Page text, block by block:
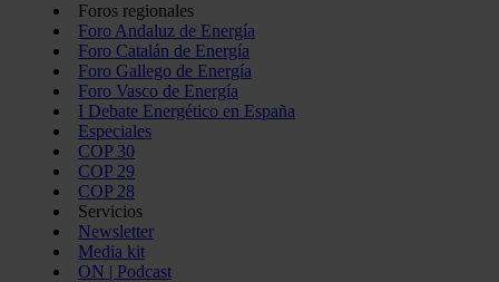
Foros regionales
Foro Andaluz de Energía
Foro Catalán de Energía
Foro Gallego de Energía
Foro Vasco de Energía
I Debate Energético en España
Especiales
COP 30
COP 29
COP 28
Servicios
Newsletter
Media kit
ON | Podcast